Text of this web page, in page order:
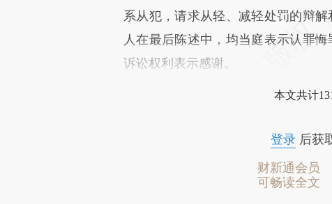
系从犯，请求从轻、减轻处罚的辩
人在最后陈述中，均当庭表示认罪
诉讼权利表示感谢。
本文共计
登录后获
财新通会员
可畅读全文